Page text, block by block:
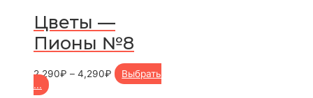
Цветы —
Пионы №8
2,290₽ – 4,290₽
Выбрать
...